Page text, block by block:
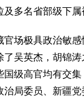
多名省部级下属
极具政治敏感
了吴英杰，胡锦
级高官均有交
局委员、新疆党